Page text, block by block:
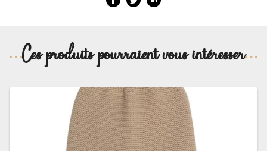
Ces produits pourraient vous intéresser